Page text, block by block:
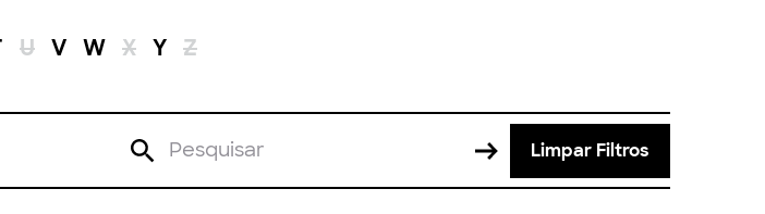
U V W X Y Z
Limpar Filtros